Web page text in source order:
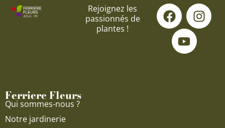
Rejoignez les
passionnés de
plantes !
F
a
c
e
I
n
s
Y
o
u
t
u
Ferriere Fleurs
Qui sommes-nous ?
Notre jardinerie